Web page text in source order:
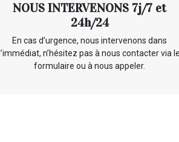
NOUS INTERVENONS 7j/7 et
24h/24
En cas d’urgence, nous intervenons dans
l’immédiat, n’hésitez pas à nous contacter via le
formulaire ou à nous appeler.